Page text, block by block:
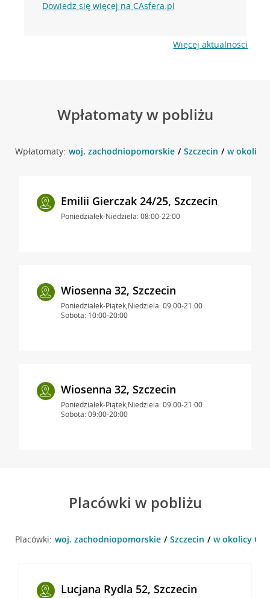
Dowiedz się więcej na CAsfera.pl
Więcej aktualności
Wpłatomaty w pobliżu
Wpłatomaty: woj. zachodniopomorskie Szczecin w okolicy
Emilii Gierczak 24/25, Szczecin
Poniedziałek-Niedziela: 08:00-22:00
Wiosenna 32, Szczecin
Poniedziałek-Piątek,Niedziela: 09:00-21:00
Sobota: 10:00-20:00
Wiosenna 32, Szczecin
Poniedziałek-Piątek,Niedziela: 09:00-21:00
Sobota: 09:00-20:00
Placówki w pobliżu
Placówki: woj. zachodniopomorskie Szczecin w okolicy
Lucjana Rydla 52, Szczecin